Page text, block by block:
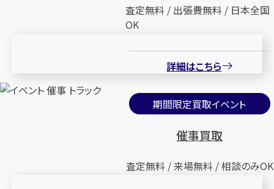
査定無料 / 出張費無料 / 日本全国
OK
詳細はこちら
期間限定買取イベント
催事買取
査定無料 / 来場無料 / 相談のみOK